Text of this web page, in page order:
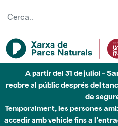
A partir del 31 de juliol -
reobre al públic després del
de
Temporalment, les persones
accedir amb vehicle fins a